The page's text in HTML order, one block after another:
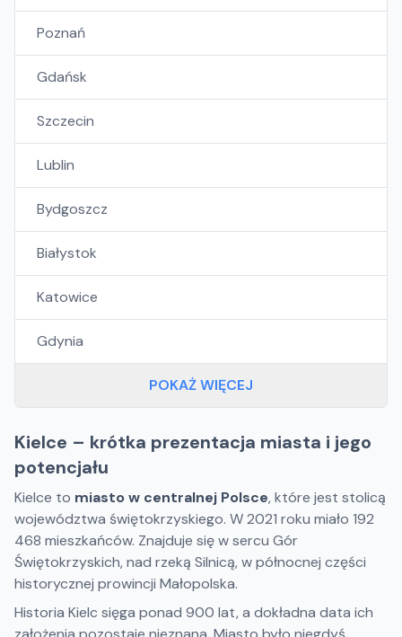
Poznań
Gdańsk
Szczecin
Lublin
Bydgoszcz
Białystok
Katowice
Gdynia
POKAŻ WIĘCEJ
Kielce – krótka prezentacja miasta i jego
potencjału
Kielce to miasto w centralnej Polsce, które jest stolicą
województwa świętokrzyskiego. W 2021 roku miało 192
468 mieszkańców. Znajduje się w sercu Gór
Świętokrzyskich, nad rzeką Silnicą, w północnej części
historycznej prowincji Małopolska.
Historia Kielc sięga ponad 900 lat, a dokładna data ich